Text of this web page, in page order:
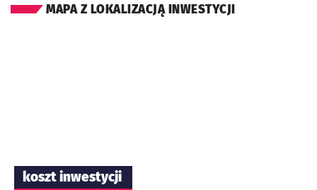
MAPA Z LOKALIZACJĄ INWESTYCJI
koszt inwestycji